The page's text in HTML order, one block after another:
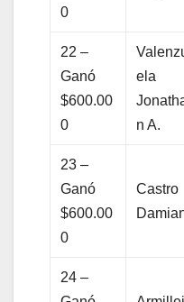
0
22 –
Ganó
$600.00
0
ela
n A.
23 –
Ganó
$600.00
0
Castro
24 –